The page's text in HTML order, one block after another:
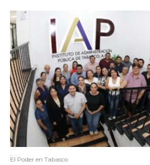
El Poder en Tabasco